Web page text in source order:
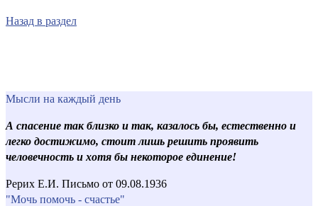
Назад в раздел
Мысли на каждый день
А спасение так близко и так, казалось бы, естественно и
легко достижимо, стоит лишь решить проявить
человечность и хотя бы некоторое единение!
Рерих Е.И. Письмо от 09.08.1936
"Мочь помочь - счастье"